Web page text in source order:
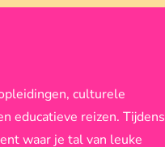
culturele
educatieve reizen. Tijdens
waar je tal van leuke